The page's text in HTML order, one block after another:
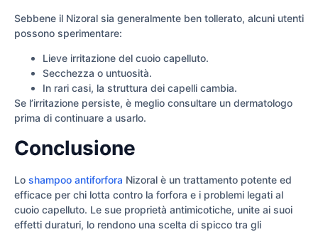
Sebbene il Nizoral sia generalmente ben tollerato, alcuni utenti
possono sperimentare:
Lieve irritazione del cuoio capelluto.
Secchezza o untuosità.
In rari casi, la struttura dei capelli cambia.
Se l’irritazione persiste, è meglio consultare un dermatologo
prima di continuare a usarlo.
Conclusione
Lo shampoo antiforfora Nizoral è un trattamento potente ed
efficace per chi lotta contro la forfora e i problemi legati al
cuoio capelluto. Le sue proprietà antimicotiche, unite ai suoi
effetti duraturi, lo rendono una scelta di spicco tra gli